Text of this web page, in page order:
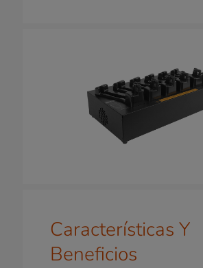
Características Y
Beneficios